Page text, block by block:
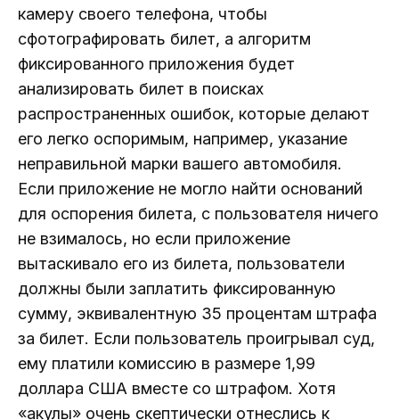
камеру своего телефона, чтобы
сфотографировать билет, а алгоритм
фиксированного приложения будет
анализировать билет в поисках
распространенных ошибок, которые делают
его легко оспоримым, например, указание
неправильной марки вашего автомобиля.
Если приложение не могло найти оснований
для оспорения билета, с пользователя ничего
не взималось, но если приложение
вытаскивало его из билета, пользователи
должны были заплатить фиксированную
сумму, эквивалентную 35 процентам штрафа
за билет. Если пользователь проигрывал суд,
ему платили комиссию в размере 1,99
доллара США вместе со штрафом. Хотя
«акулы» очень скептически отнеслись к